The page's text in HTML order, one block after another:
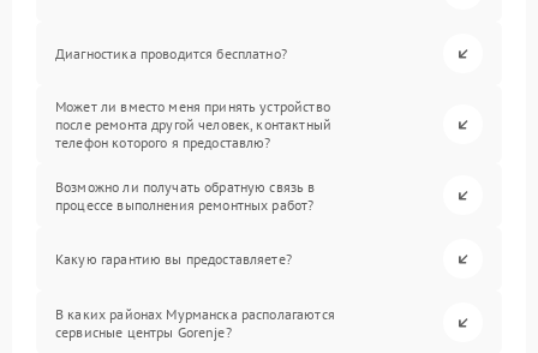
Диагностика проводится бесплатно?
Может ли вместо меня принять устройство
после ремонта другой человек, контактный
телефон которого я предоставлю?
Возможно ли получать обратную связь в
процессе выполнения ремонтных работ?
Какую гарантию вы предоставляете?
В каких районах Мурманска располагаются
сервисные центры Gorenje?